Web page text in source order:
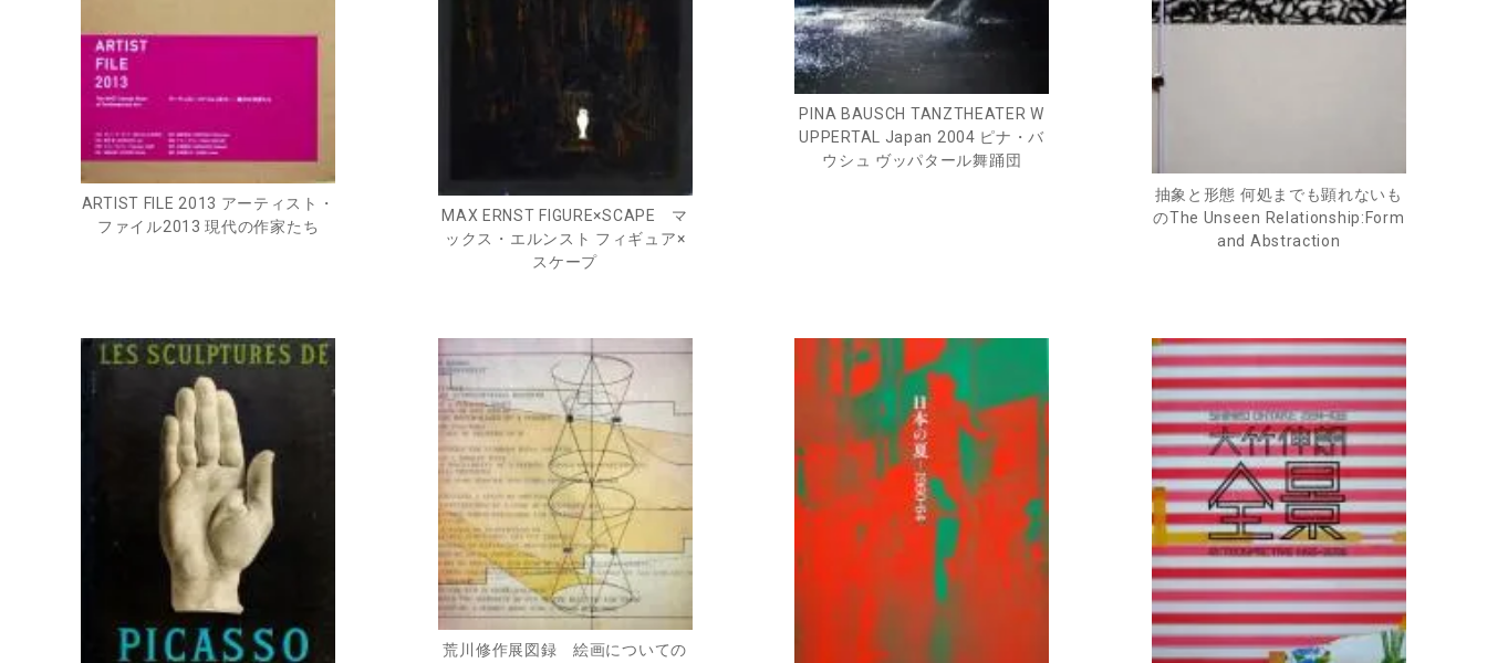
ARTIST FILE 2013 アーティスト・
ファイル2013 現代の作家たち
MAX ERNST FIGURE×SCAPE マ
ックス・エルンスト フィギュア×
スケープ
PINA BAUSCH TANZTHEATER W
UPPERTAL Japan 2004 ピナ・バ
ウシュ ヴッパタール舞踊団
抽象と形態 何処までも顕れないも
のThe Unseen Relationship:Form
and Abstraction
荒川修作展図録 絵画についての